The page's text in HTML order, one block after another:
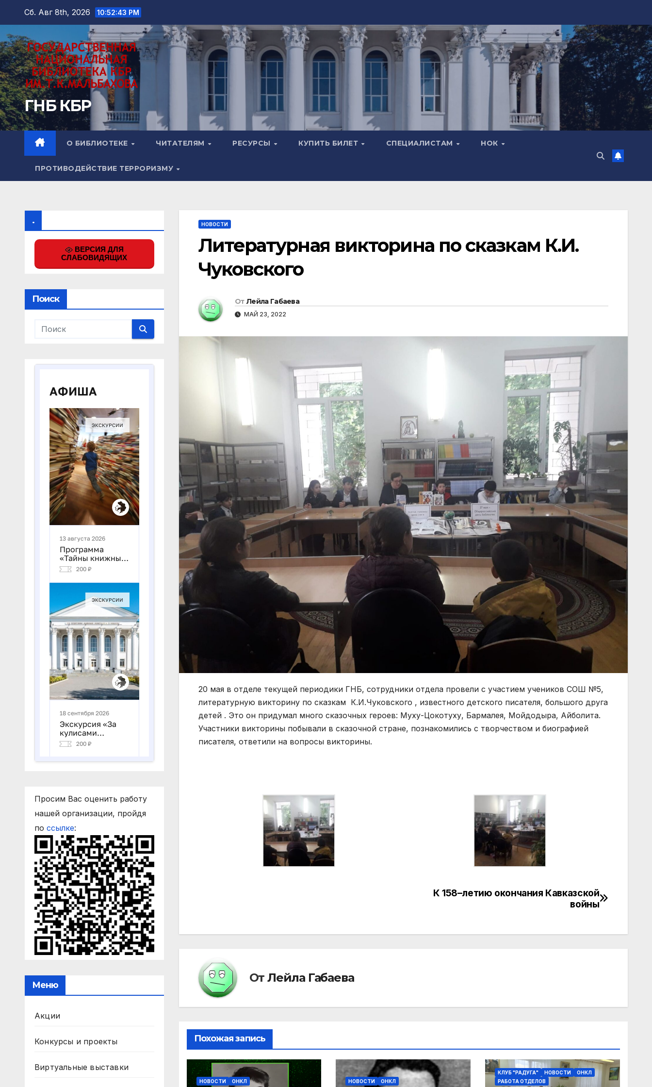
Перейти
содержимому
Сб. Авг 8th, 2026 10:52:44 PM
ГНБ КБР
О БИБЛИОТЕКЕ ЧИТАТЕЛЯМ РЕСУРСЫ КУПИТЬ БИЛЕТ СПЕЦИАЛИСТАМ НОК
ПРОТИВОДЕЙСТВИЕ ТЕРРОРИЗМУ
.
ВЕРСИЯ ДЛЯ
СЛАБОВИДЯЩИХ
Поиск
Просим Вас оценить работу
нашей организации, пройдя
по ссылке:
Меню
Акции
Конкурсы и проекты
Виртуальные выставки
НОВОСТИ
Литературная викторина по сказкам К.И.
Чуковского
От Лейла Габаева
МАЙ 23, 2022
20 мая в отделе текущей периодики ГНБ, сотрудники отдела провели с участием учеников СОШ №5,
литературную викторину по сказкам К.И.Чуковского , известного детского писателя, большого друга
детей . Это он придумал много сказочных героев: Муху-Цокотуху, Бармалея, Мойдодыра, Айболита.
Участники викторины побывали в сказочной стране, познакомились с творчеством и биографией
писателя, ответили на вопросы викторины.
записям
К 158–летию окончания Кавказской
войны
От Лейла Габаева
Похожая запись
НОВОСТИ ОНКЛ НОВОСТИ ОНКЛ
КЛУБ "РАДУГА" НОВОСТИ
ОНКЛ
РАБОТА ОТДЕЛОВ